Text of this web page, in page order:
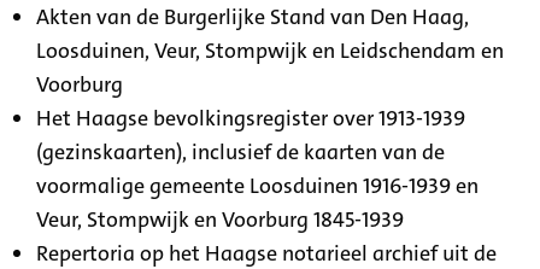
Akten van de Burgerlijke Stand van Den Haag,
Loosduinen, Veur, Stompwijk en Leidschendam en
Voorburg
Het Haagse bevolkingsregister over 1913-1939
(gezinskaarten), inclusief de kaarten van de
voormalige gemeente Loosduinen 1916-1939 en
Veur, Stompwijk en Voorburg 1845-1939
Repertoria op het Haagse notarieel archief uit de